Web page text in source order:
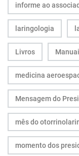
informe ao
laringologia
Livros
medicina
Mensagem do
mês do
momento dos